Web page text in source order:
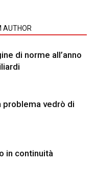
AUTHOR
di norme all’anno
problema vedrò di
in continuità